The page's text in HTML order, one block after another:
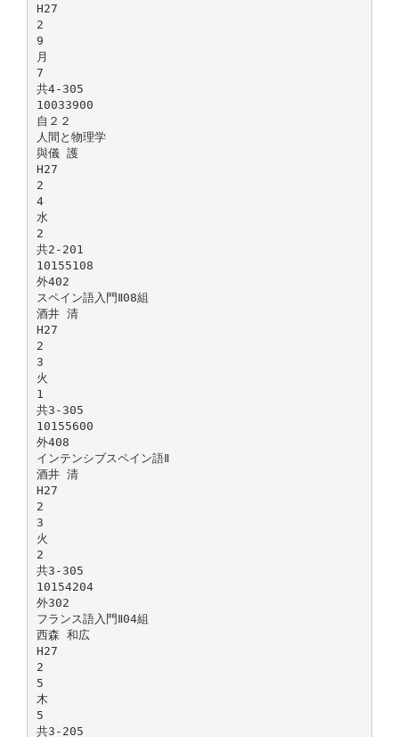
H27
2
9
月
7
共4-305
10033900
自２２
人間と物理学
與儀 護
H27
2
4
水
2
共2-201
10155108
外402
スペイン語入門Ⅱ08組
酒井 清
H27
2
3
火
1
共3-305
10155600
外408
インテンシブスペイン語Ⅱ
酒井 清
H27
2
3
火
2
共3-305
10154204
外302
フランス語入門Ⅱ04組
西森 和広
H27
2
5
木
5
共3-205